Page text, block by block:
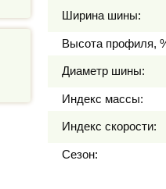
Ширина шины:
Высота профиля,
Диаметр шины:
Индекс массы:
Индекс скорости:
Сезон: